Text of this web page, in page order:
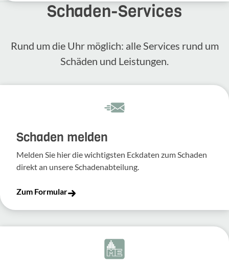
Schaden-​Services
Rund um die Uhr möglich: alle Services rund um
Schäden und Leis­tungen.
Schaden melden
Melden Sie hier die wich­tigsten Eckdaten zum Schaden
direkt an unsere Scha­den­ab­tei­lung.
Zum Formular